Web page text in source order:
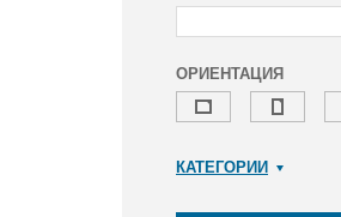
ОРИЕНТАЦИЯ
КАТЕГОРИИ